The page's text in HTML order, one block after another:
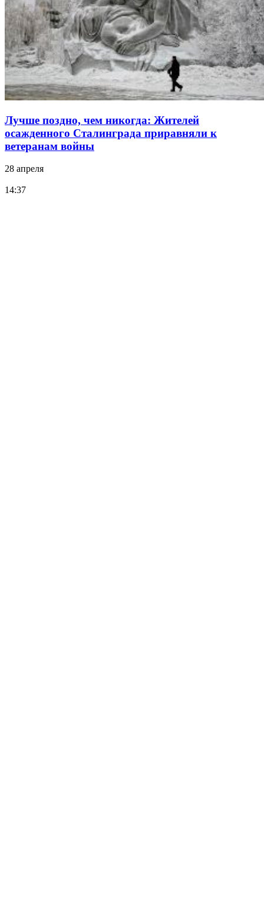
Лучше поздно, чем никогда: Жителей
осажденного Сталинграда приравняли к
ветеранам войны
28 апреля
14:37